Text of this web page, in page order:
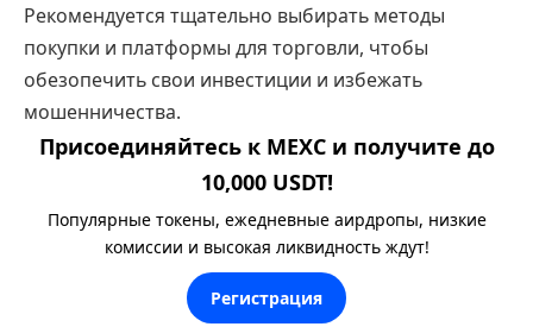
Рекомендуется тщательно выбирать методы
покупки и платформы для торговли, чтобы
обезопечить свои инвестиции и избежать
мошенничества.
Присоединяйтесь к MEXC и получите до
10,000 USDT!
Популярные токены, ежедневные аирдропы, низкие
комиссии и высокая ликвидность ждут!
Регистрация